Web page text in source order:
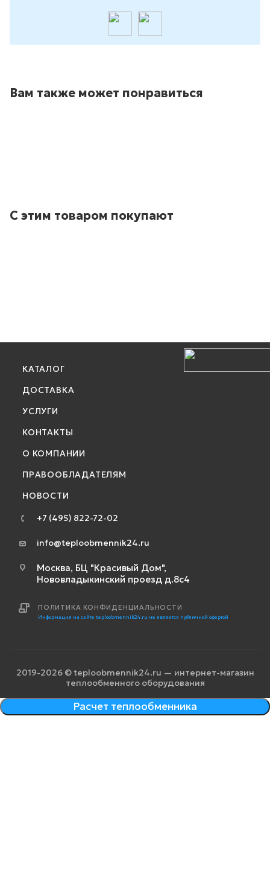
Вам также может понравиться
С этим товаром покупают
КАТАЛОГ
ДОСТАВКА
УСЛУГИ
КОНТАКТЫ
О КОМПАНИИ
ПРАВООБЛАДАТЕЛЯМ
НОВОСТИ
+7 (495) 822-72-02
info@teploobmennik24.ru
Москва, БЦ "Красивый Дом",
Нововладыкинский проезд д.8с4
ПОЛИТИКА КОНФИДЕНЦИАЛЬНОСТИ
Информация на сайте teploobmennik24.ru не является публичной офертой
2019-2026 © teploobmennik24.ru — интернет-магазин
теплообменного оборудования
Расчет теплообменника